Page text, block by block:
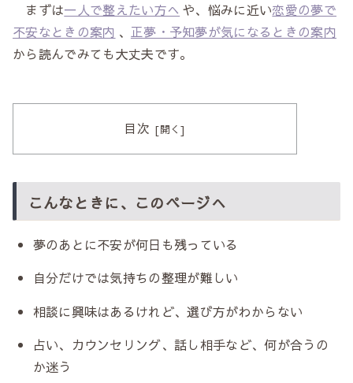
まずは一人で整えたい方へ や、悩みに近い恋愛の夢で
不安なときの案内 、 正夢・予知夢が気になるときの案内
から読んでみても大丈夫です。
目次
こんなときに、このページへ
夢のあとに不安が何日も残っている
自分だけでは気持ちの整理が難しい
相談に興味はあるけれど、選び方がわからない
占い、カウンセリング、話し相手など、何が合うの
か迷う